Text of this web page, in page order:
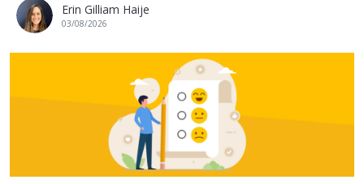
Erin Gilliam Haije
03/08/2026